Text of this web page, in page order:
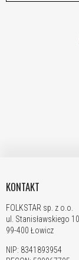
KONTAKT
FOLKSTAR sp. z o.o.
ul. Stanisławskiego 10
99-400 Łowicz
NIP: 8341893954